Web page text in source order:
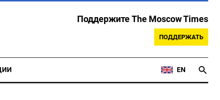
Поддержите The Moscow Times
ПОДДЕРЖАТЬ
EN